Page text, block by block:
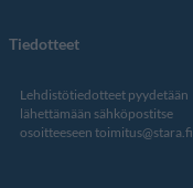
Tiedotteet
Lehdistötiedotteet pyydetään
lähettämään sähköpostitse
osoitteeseen toimitus@stara.fi